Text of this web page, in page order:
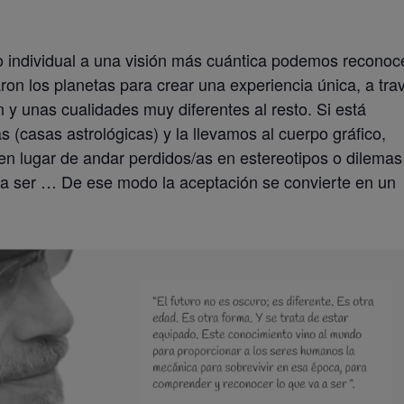
a una visión más cuántica podemos
los planetas para crear una experiencia única, a
unas cualidades muy diferentes al resto. Si está
(casas astrológicas) y la llevamos al cuerpo gráfico,
lugar de andar perdidos/as en estereotipos o dilemas
ser … De ese modo la aceptación se convierte en un